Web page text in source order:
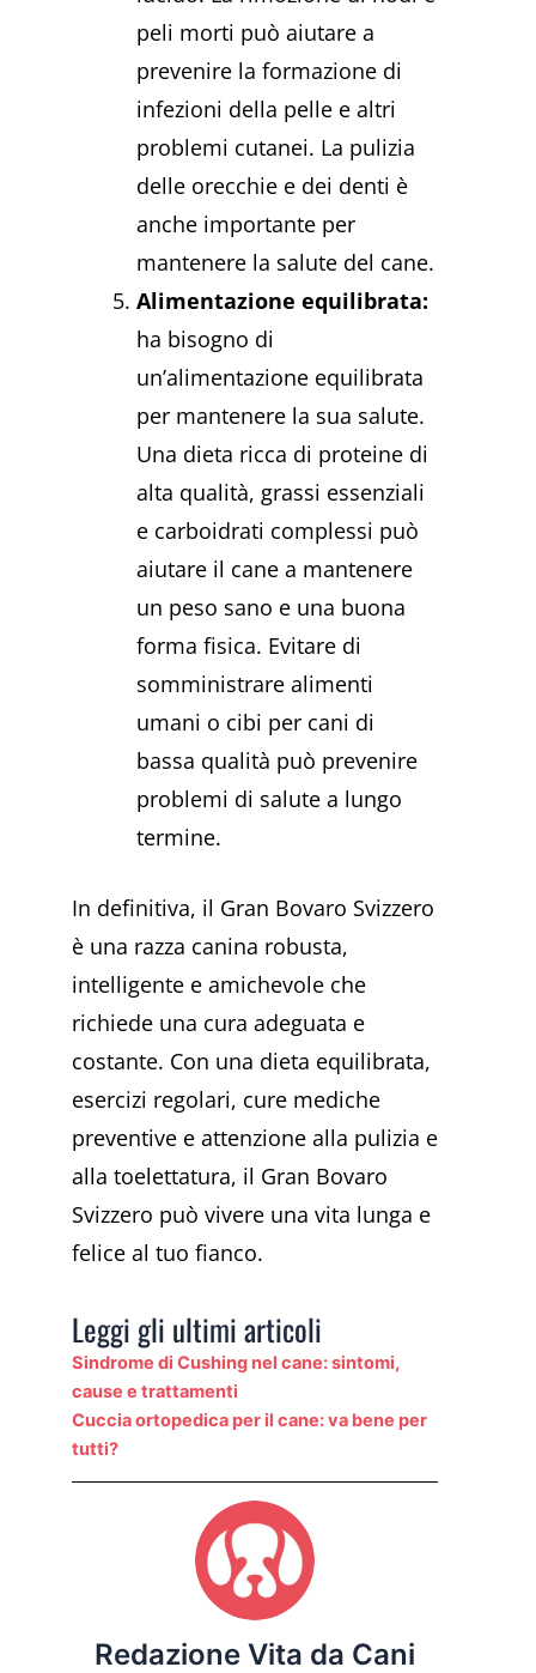
peli morti può aiutare a
prevenire la formazione di
infezioni della pelle e altri
problemi cutanei. La pulizia
delle orecchie e dei denti è
anche importante per
mantenere la salute del cane.
Alimentazione equilibrata:
ha bisogno di
un’alimentazione equilibrata
per mantenere la sua salute.
Una dieta ricca di proteine di
alta qualità, grassi essenziali
e carboidrati complessi può
aiutare il cane a mantenere
un peso sano e una buona
forma fisica. Evitare di
somministrare alimenti
umani o cibi per cani di
bassa qualità può prevenire
problemi di salute a lungo
termine.
In definitiva, il Gran Bovaro Svizzero
è una razza canina robusta,
intelligente e amichevole che
richiede una cura adeguata e
costante. Con una dieta equilibrata,
esercizi regolari, cure mediche
preventive e attenzione alla pulizia e
alla toelettatura, il Gran Bovaro
Svizzero può vivere una vita lunga e
felice al tuo fianco.
Leggi gli ultimi articoli
Sindrome di Cushing nel cane: sintomi,
cause e trattamenti
Cuccia ortopedica per il cane: va bene per
tutti?
Redazione Vita da Cani